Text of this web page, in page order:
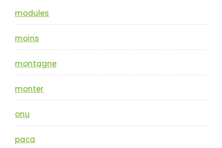
modules
moins
montagne
monter
onu
paca